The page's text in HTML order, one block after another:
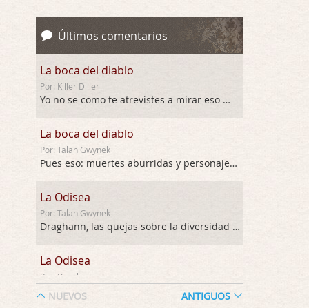
Últimos comentarios
La boca del diablo
Por: Killer Diller
Yo no se como te atrevistes a mirar eso …
La boca del diablo
Por: Talan Gwynek
Pues eso: muertes aburridas y personajes p …
La Odisea
Por: Talan Gwynek
Draghann, las quejas sobre la diversidad s …
La Odisea
Por: Draghann
No sé si entrar en polémicas con respect …
NUEVOS ANTIGUOS